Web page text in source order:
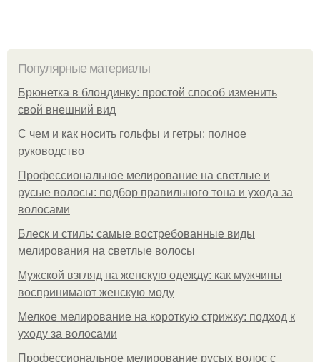
Популярные материалы
Брюнетка в блондинку: простой способ изменить
свой внешний вид
С чем и как носить гольфы и гетры: полное
руководство
Профессиональное мелирование на светлые и
русые волосы: подбор правильного тона и ухода за
волосами
Блеск и стиль: самые востребованные виды
мелирования на светлые волосы
Мужской взгляд на женскую одежду: как мужчины
воспринимают женскую моду
Мелкое мелирование на короткую стрижку: подход к
уходу за волосами
Профессиональное мелирование русых волос с